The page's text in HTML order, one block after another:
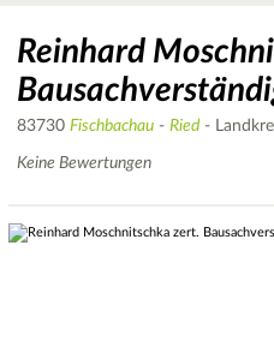
Reinhard
83730 Fischbachau - Ried -
Keine Bewertungen